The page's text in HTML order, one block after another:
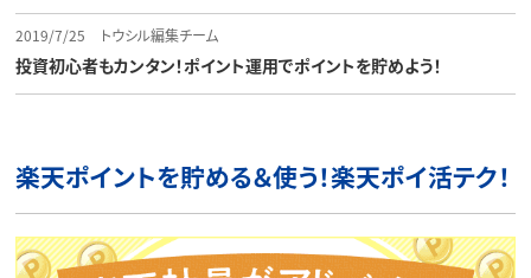
2019/7/25 トウシル編集チーム
投資初心者もカンタン！ポイント運用でポイントを貯めよう！
楽天ポイントを貯める＆使う！楽天ポイ活テク！